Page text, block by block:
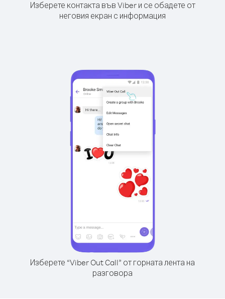
Изберете контакта във Viber и се обадете от
неговия екран с информация
Изберете “Viber Out Call” от горната лента на
разговора